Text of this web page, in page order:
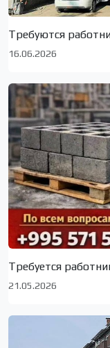
Требуются
16.06.2026
Требуется
21.05.2026